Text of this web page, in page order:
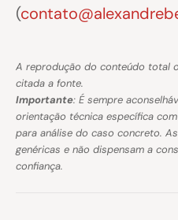
(
A reprodução do conteúdo total
citada a fonte.
Importante: É sempre
orientação técnica específica
para análise do caso concreto.
genéricas e não dispensam a
confiança.